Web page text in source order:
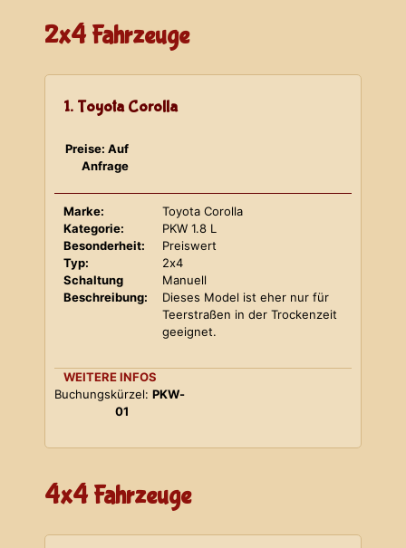
2x4 Fahrzeuge
1. Toyota Corolla
Preise: Auf
Anfrage
Marke:
Toyota Corolla
Kategorie:
PKW 1.8 L
Besonderheit:
Preiswert
Typ:
2x4
Schaltung
Manuell
Beschreibung:
Dieses Model ist eher nur für
Teerstraßen in der Trockenzeit
geeignet.
WEITERE INFOS
Buchungskürzel: PKW-
01
4x4 Fahrzeuge